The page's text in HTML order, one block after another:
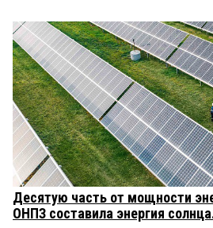
Десятую часть от мощности
ОНПЗ составила энергия